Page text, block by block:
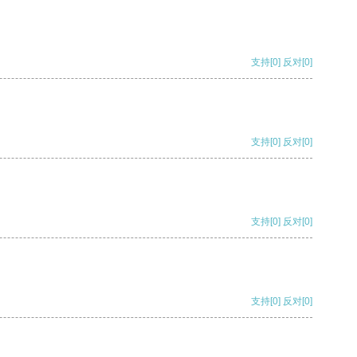
支持[0] 反对[0]
支持[0] 反对[0]
支持[0] 反对[0]
支持[0] 反对[0]